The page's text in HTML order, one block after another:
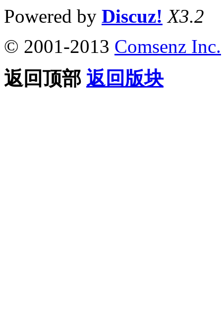
Powered by Discuz! X3.2
© 2001-2013 Comsenz Inc.
返回顶部 返回版块